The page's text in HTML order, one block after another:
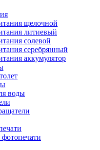
щелочной
литиевый
солевой
серебрянный
аккумулятор
воды